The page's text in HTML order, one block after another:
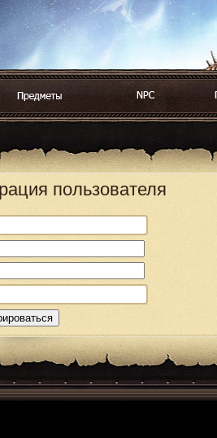
пользователя